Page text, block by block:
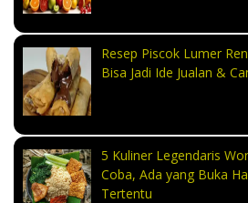
Resep Piscok Lumer
Bisa Jadi Ide Jualan &
5 Kuliner Legendaris
Coba, Ada yang Buka
Tertentu